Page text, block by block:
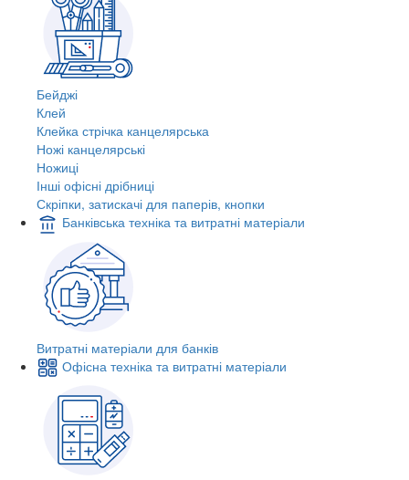
Бейджі
Клей
Клейка стрічка канцелярська
Ножі канцелярські
Ножиці
Інші офісні дрібниці
Скріпки, затискачі для паперів, кнопки
Банківська техніка та витратні матеріали
Витратні матеріали для банків
Офісна техніка та витратні матеріали